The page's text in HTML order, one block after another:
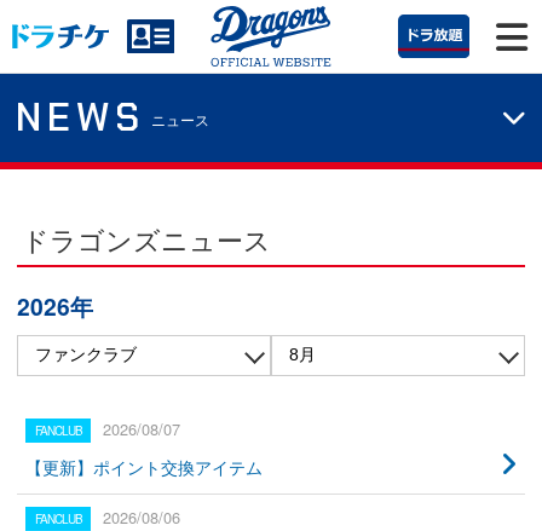
NEWS ニュース
ドラゴンズニュース
2026年
2026/08/07
【更新】ポイント交換アイテム
2026/08/06